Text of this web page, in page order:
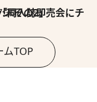
会にチャレンジ その2」
TOP